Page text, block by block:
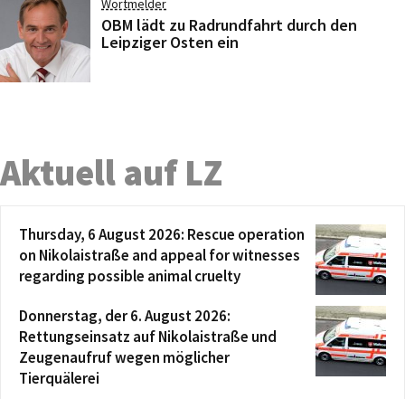
Wortmelder
OBM lädt zu Radrundfahrt durch den
Leipziger Osten ein
Aktuell auf LZ
Thursday, 6 August 2026: Rescue operation
on Nikolaistraße and appeal for witnesses
regarding possible animal cruelty
Donnerstag, der 6. August 2026:
Rettungseinsatz auf Nikolaistraße und
Zeugenaufruf wegen möglicher
Tierquälerei